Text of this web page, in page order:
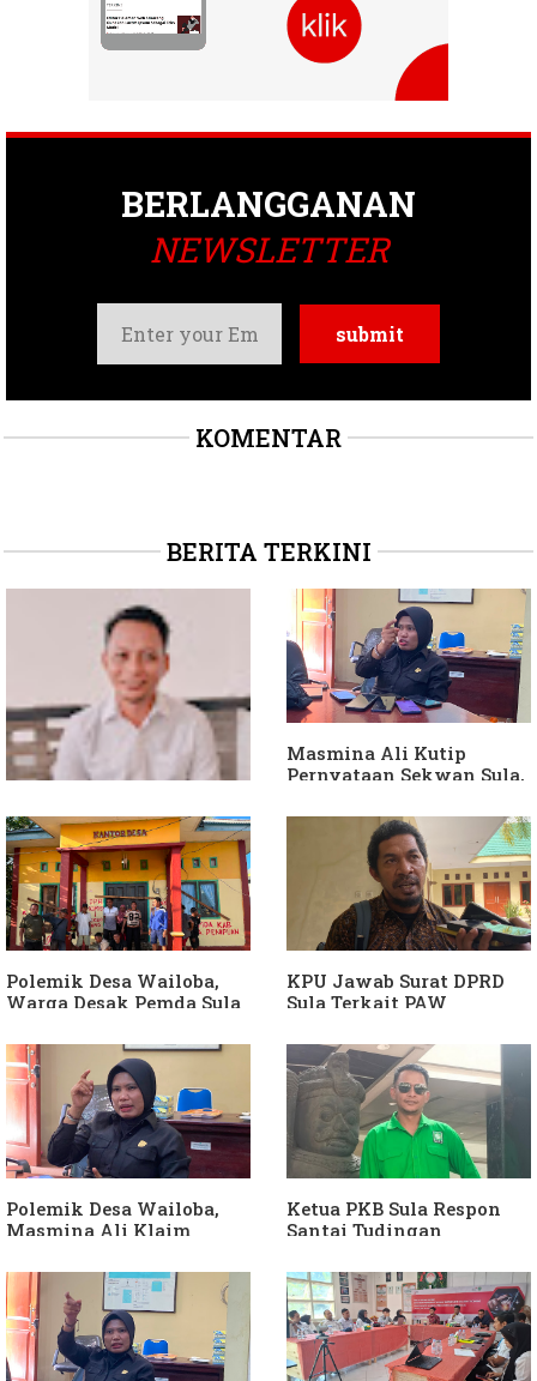
BERLANGGANAN
NEWSLETTER
KOMENTAR
BERITA TERKINI
Dituding Jadikan
Bendahara Desa Wailoba
sebagai "ATM Berjalan",
Armin Soamole: Harus
Dibuktikan
Masmina Ali Kutip
Pernyataan Sekwan Sula,
Diduga Jadikan
Keponakan "ATM
Berjalan"
Polemik Desa Wailoba,
Warga Desak Pemda Sula
APH Usut Dugaan
Penyimpangan Dana Desa
KPU Jawab Surat DPRD
Sula Terkait PAW
Hanura
Polemik Desa Wailoba,
Masmina Ali Klaim
Keterlibatan Ketua PKB
Sula
Ketua PKB Sula Respon
Santai Tudingan
Dia Kangen Saya